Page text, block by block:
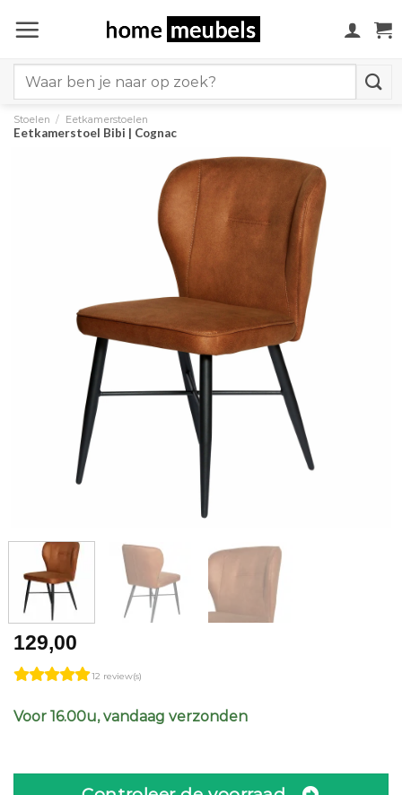
naar
for:
Stoelen / Eetkamerstoelen
Eetkamerstoel Bibi | Cognac
129,00
12 review(s)
Voor 16.00u, vandaag verzonden